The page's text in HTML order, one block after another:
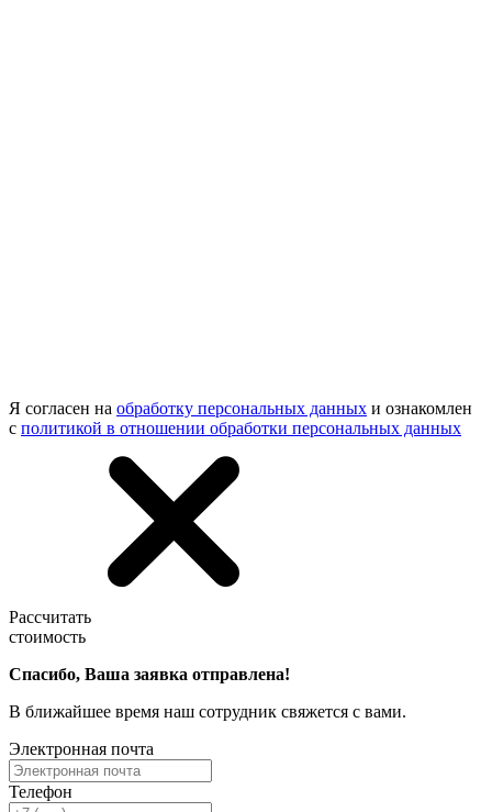
Я согласен на обработку персональных данных и ознакомлен
с политикой в отношении обработки персональных данных
Рассчитать
стоимость
Спасибо, Ваша заявка отправлена!
В ближайшее время наш сотрудник свяжется с вами.
Электронная почта
Телефон